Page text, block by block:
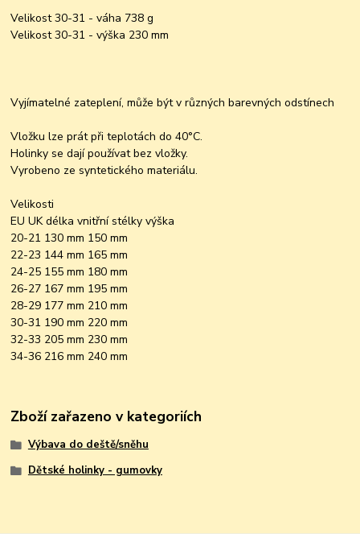
Velikost 30-31 - váha 738 g
Velikost 30-31 - výška 230 mm
Vyjímatelné zateplení, může být v různých barevných odstínech
Vložku lze prát při teplotách do 40°C.
Holinky se dají používat bez vložky.
Vyrobeno ze syntetického materiálu.
Velikosti
EU UK délka vnitřní stélky výška
20-21 130 mm 150 mm
22-23 144 mm 165 mm
24-25 155 mm 180 mm
26-27 167 mm 195 mm
28-29 177 mm 210 mm
30-31 190 mm 220 mm
32-33 205 mm 230 mm
34-36 216 mm 240 mm
Zboží zařazeno v kategoriích
Výbava do deště/sněhu
Dětské holinky - gumovky